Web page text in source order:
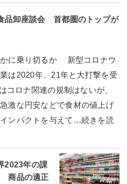
品卸座談会 首都圏のトップが
に乗り切るか 新型コロナウ
は2020年、21年と大打撃を受
コロナ関連の規制はないが、
激な円安などで食材の値上げ
ンパクトを与えて…続きを読
2023年の課
商品の適正